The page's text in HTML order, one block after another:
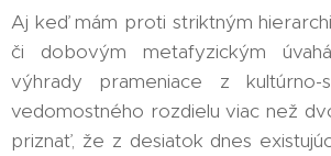
Aj keď mám proti striktným
či dobovým metafyzickým
výhrady prameniace z kultúrno-
vedomostného rozdielu viac než
priznať, že z desiatok dnes